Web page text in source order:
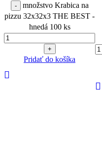
množstvo Krabica na
pizzu 32x32x3 THE BEST -
hnedá 100 ks
Pridať do košíka